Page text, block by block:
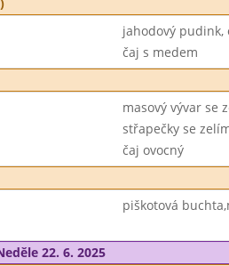
jahodový pudink,
čaj s medem
masový vývar se
střapečky se
čaj ovocný
piškotová
22. 6. 2025